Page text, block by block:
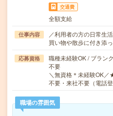
交通費
全額支給
仕事内容
／利用者の方の日常生
買い物や散歩に付き添
応募資格
職種未経験OK / ブラン
不要
＼無資格＊未経験OK
不要・来社不要（電話
職場の雰囲気